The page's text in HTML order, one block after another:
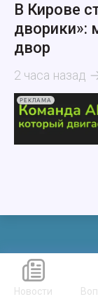
В Кирове
дворики»:
двор
2 часа назад
РЕКЛАМА
Новости